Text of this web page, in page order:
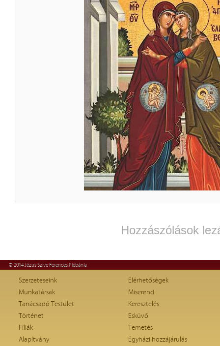
Hozzászólások
© 2014 Jézus Szíve Ferences Plébánia
Szerzeteseink
Munkatársak
Tanácsadó Testület
Történet
Fíliák
Alapítvány
Elérhetőségek
Miserend
Keresztelés
Esküvő
Temetés
Egyházi hozzájárulás